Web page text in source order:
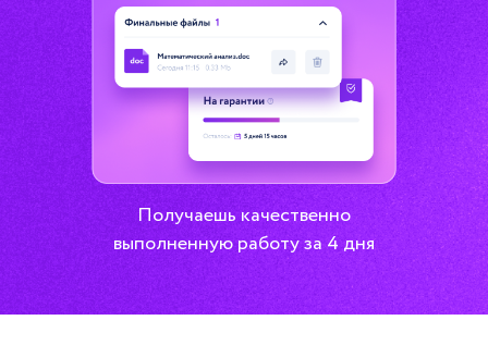
Получаешь качественно
выполненную работу за 4 дня